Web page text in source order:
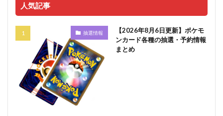
人気記事
抽選情報
【2026年8月6日更新】ポケモ
ンカード各種の抽選・予約情報
まとめ